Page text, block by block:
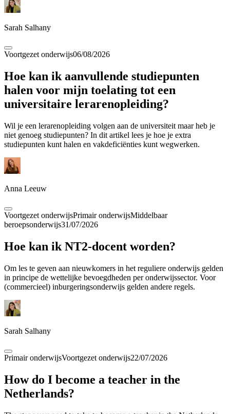
Sarah Salhany
Voortgezet onderwijs06/08/2026
Hoe kan ik aanvullende studiepunten
halen voor mijn toelating tot een
universitaire lerarenopleiding?
Wil je een lerarenopleiding volgen aan de universiteit maar heb je
niet genoeg studiepunten? In dit artikel lees je hoe je extra
studiepunten kunt halen en vakdeficiënties kunt wegwerken.
Anna Leeuw
Voortgezet onderwijsPrimair onderwijsMiddelbaar
beroepsonderwijs31/07/2026
Hoe kan ik NT2-docent worden?
Om les te geven aan nieuwkomers in het reguliere onderwijs gelden
in principe de wettelijke bevoegdheden per onderwijssector. Voor
(commercieel) inburgeringsonderwijs gelden andere regels.
Sarah Salhany
Primair onderwijsVoortgezet onderwijs22/07/2026
How do I become a teacher in the
Netherlands?